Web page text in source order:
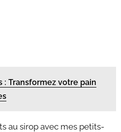
: Transformez votre pain
au sirop avec mes petits-